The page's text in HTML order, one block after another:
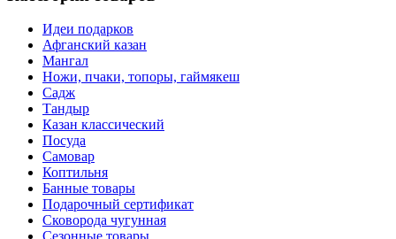
Идеи подарков
Афганский казан
Мангал
Ножи, пчаки, топоры, гаймякеш
Садж
Тандыр
Казан классический
Посуда
Самовар
Коптильня
Банные товары
Подарочный сертификат
Сковорода чугунная